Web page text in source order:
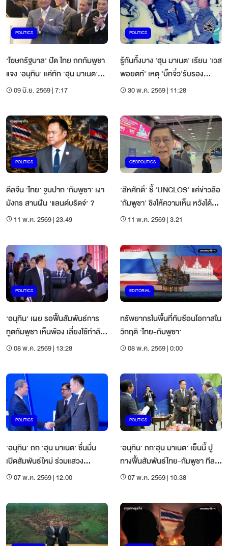
POLITICS
‘โฆษกรัฐบาล’ ปัด ไทย ถกกัมพูชา
แจง ‘อนุทิน’ แค่ทัก ‘ฮุน มาเนต’
ตามมารยาท
09 มิ.ย. 2569 | 7:17
POLITICS
รู้กันทั้งบาง 'ฮุน มาเนต' เรียน 'เวส
พอยตท์' เหตุ 'บิ๊กจิ๋ว'รับรอง
ทบ.แบ่งทุน
30 พ.ค. 2569 | 11:28
POLITICS
ดีลจีน ‘ไทย’ จูบปาก ‘กัมพูชา’ เงา
มังกร สานฝัน ‘แลนด์บริดจ์’ ?
11 พ.ค. 2569 | 23:49
GEOPOLITICS
‘สีหศักดิ์’ ชี้ 'UNCLOS' แค่ข่าวลือ
'กัมพูชา' ชิงให้ความเห็น หวังได้
เปรียบ
11 พ.ค. 2569 | 3:21
POLITICS
‘อนุทิน’ เผย รอฟื้นสัมพันธ์การ
ทูตกัมพูชา เห็นพ้อง เลี่ยงใช้กำลัง
ทหาร08 พ.ค. 2569 | 13:28
EDITORIAL
ทรัพยากรในพื้นที่ทับซ้อนโอกาสใน
วิกฤติ ‘ไทย-กัมพูชา’
08 พ.ค. 2569 | 0:00
POLITICS
‘อนุทิน’ ถก ‘ฮุน มาเนต’ ชื่นมื่น
เปิดสัมพันธ์ใหม่ ร่วมแสวง
ประโยชน์2ประเทศ
07 พ.ค. 2569 | 12:00
POLITICS
‘อนุทิน’ ถก‘ฮุน มาเนต’ เย็นนี้ ปู
ทางฟื้นสัมพันธ์ไทย-กัมพูชา ทีละ
ขั้น07 พ.ค. 2569 | 10:38